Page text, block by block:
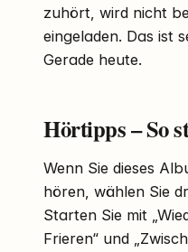
zuhört, wird nicht
eingeladen. Das ist
Gerade heute.
Hörtipps – So
Wenn Sie dieses
hören, wählen Sie
Starten Sie mit
Frieren“ und